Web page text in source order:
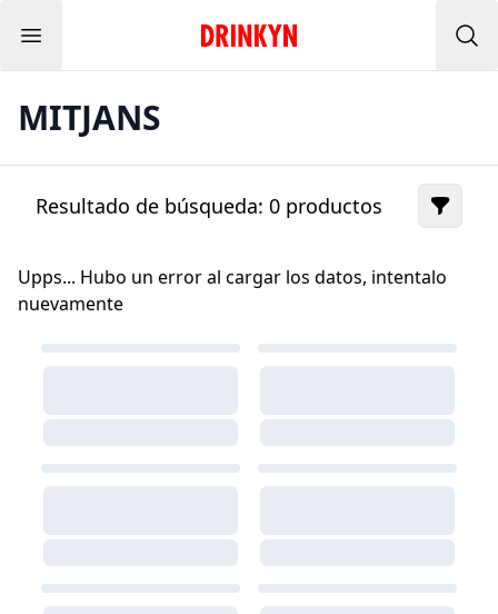
Menu Inicio Drinkyn
MITJANS
Resultado de búsqueda: 0 productos
Upps... Hubo un error al cargar los datos, intentalo
nuevamente